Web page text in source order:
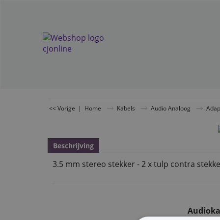
<< Vorige | Home Kabels Audio Analoog
Beschrijving
3.5 mm stereo stekker - 2 x tulp contra